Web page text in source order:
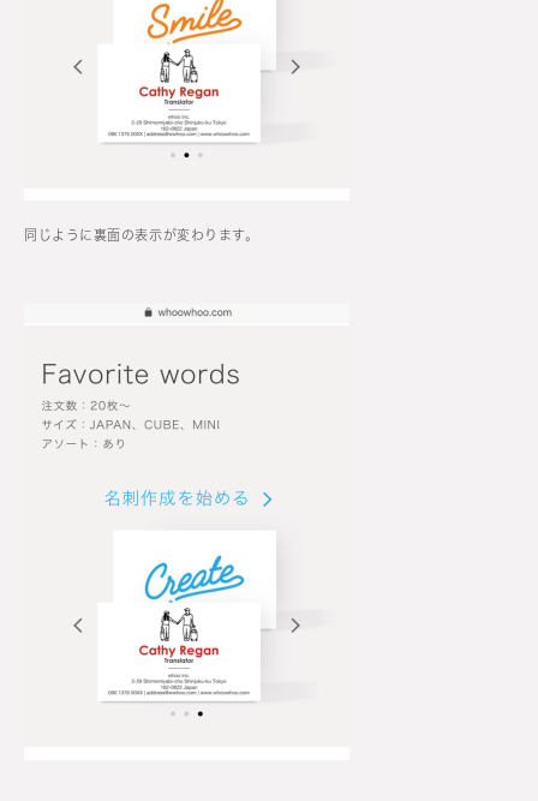
同じように裏面の表示が変わります。